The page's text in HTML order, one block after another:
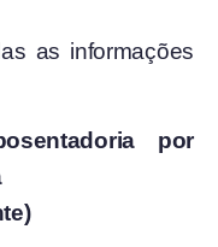
as informações
por